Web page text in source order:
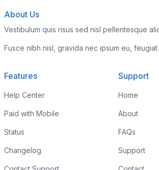
About Us
Vestibulum quis risus sed nisl pellentesque
Fusce nibh nisl, gravida nec ipsum eu,
Features
Help Center
Paid with Mobile
Status
Changelog
Support
Home
About
FAQs
Support